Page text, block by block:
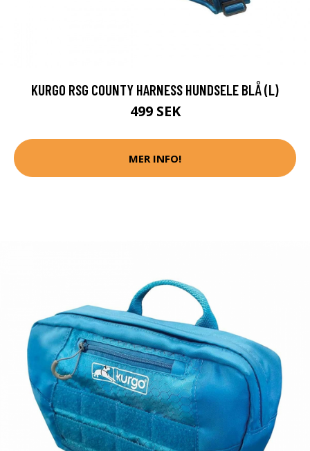
KURGO RSG COUNTY HARNESS HUNDSELE BLÅ (L)
499 SEK
MER INFO!